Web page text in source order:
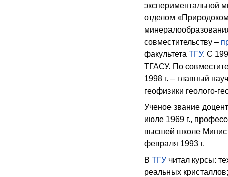
экспериментальной
отделом
совместительству –
факультета ТГУ. С
ТГАСУ. По
1998 г. – главный
геофизики геолого-
Ученое звание
июле 1969 г.,
высшей школе
февраля 1993 г.
В ТГУчитал курсы:
реальных